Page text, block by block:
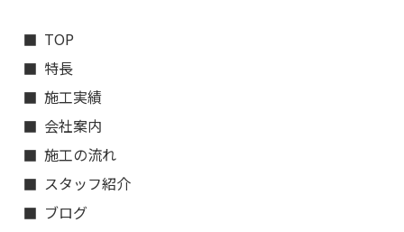
TOP
特長
施工実績
会社案内
施工の流れ
スタッフ紹介
ブログ